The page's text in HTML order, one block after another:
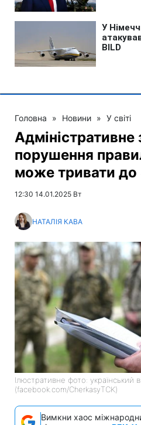
Головна » Новини » У світі
порушення
може тривати
12:30 14.01.2025 Вт
НАТАЛІЯ КАВА
Ілюстративне фото: український
(facebook.com/CherkasyTCK)
Вимкни хаос